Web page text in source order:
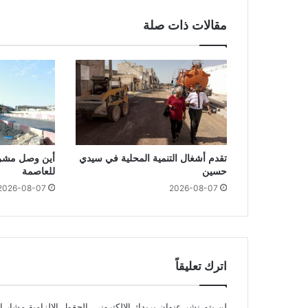
مقالات ذات صلة
تقدم أشغال التنمية المحلية في سيدي
حسين
2026-08-07
أين وصل
للعاصمة
08-07
اترك تعليقاً